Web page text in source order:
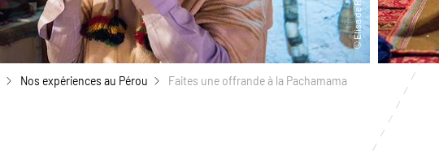
Nos expériences au Pérou Faites une offrande à la Pachamama